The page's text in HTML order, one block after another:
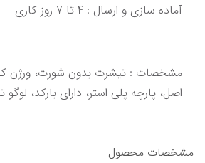
آماده سازی و ارسال : 4 تا 7 روز کاری‌‌‌‌‌‌
اصل،‌ ‌پارچه پلی استر، دارای بارکد، لوگو تیم دوخت‌‌‌،‌ قواره آزاد
مشخصات محصول